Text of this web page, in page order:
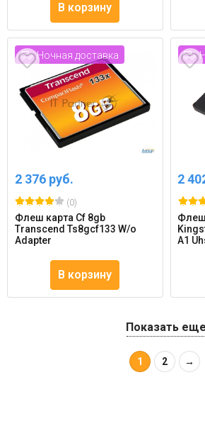
В корзину
Ночная доставка
2 376 руб.
(0)
Флеш карта Cf 8gb
Transcend Ts8gcf133 W/o
Adapter
В корзину
2
Флеш
A1
Показать еще
1 2 →